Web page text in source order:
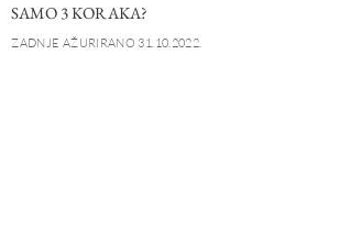
SAMO 3 KORAKA?
ZADNJE AŽURIRANO 31.10.2022.